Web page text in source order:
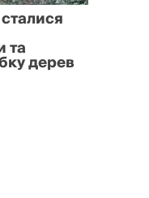
та
дерев